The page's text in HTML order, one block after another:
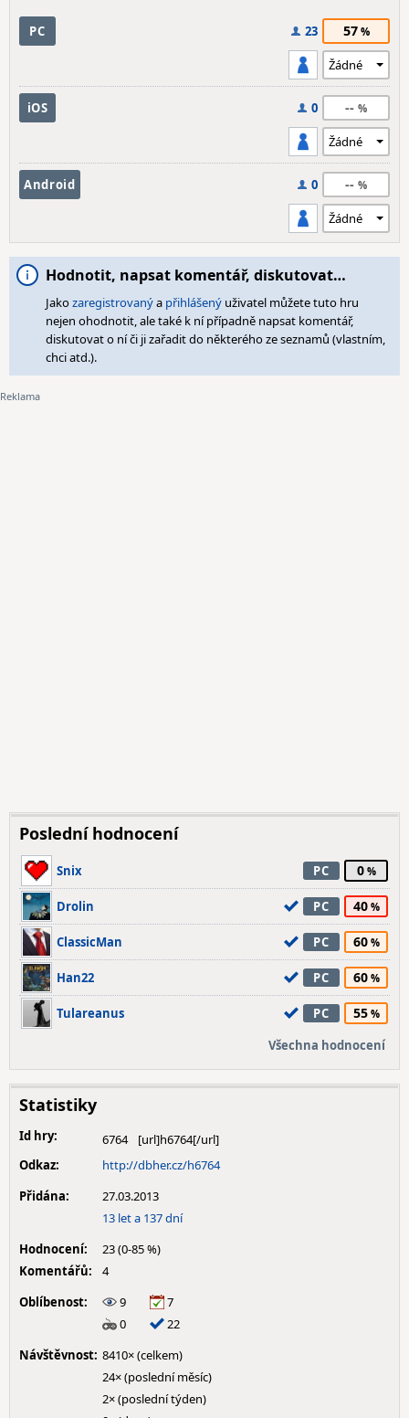
PC 23 57
iOS 0 --
Android 0 --
Hodnotit, napsat komentář, diskutovat…
Jakozaregistrovanýa přihlášený uživatel můžete tuto hru
nejen ohodnotit, ale také k ní případně napsat komentář,
diskutovat o ní či ji zařadit do některého ze seznamů (vlastním,
chci atd.).
Poslední hodnocení
Snix PC 0
Drolin PC 40
ClassicMan PC 60
Han22 PC 60
Tulareanus PC 55
Všechna hodnocení
Statistiky
Id hry:
6764
Odkaz:
http://dbher.cz/h6764
Přidána:
27.03.2013
13 let a 137 dní
Hodnocení:
23 (0-85 %)
Komentářů:
4
Oblíbenost:
9
7
0
22
Návštěvnost: 8410× (celkem)
24× (poslední měsíc)
2× (poslední týden)